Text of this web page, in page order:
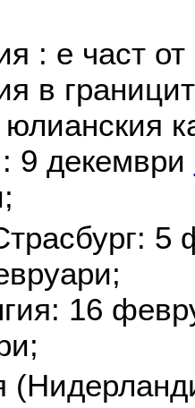
: е част
в
юлианския
9 декември
16